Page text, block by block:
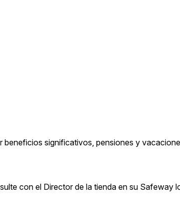
beneficios significativos, pensiones y
con el Director de la tienda en su Safeway